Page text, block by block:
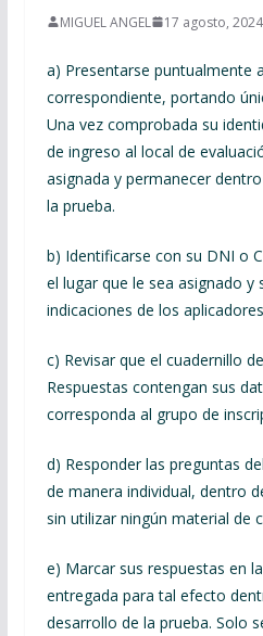
MIGUEL ANGEL 17 agosto, 2024
a) Presentarse puntualmente
correspondiente, portando
Una vez comprobada su
de ingreso al local de
asignada y permanecer
la prueba.
b) Identificarse con su DNI o
el lugar que le sea asignado y
indicaciones de los
c) Revisar que el cuadernillo
Respuestas contengan sus
corresponda al grupo de
d) Responder las preguntas
de manera individual, dentro
sin utilizar ningún material de
e) Marcar sus respuestas en
entregada para tal efecto
desarrollo de la prueba. Solo